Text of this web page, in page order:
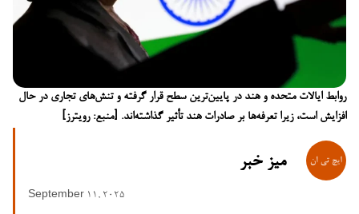
روابط ایالات متحده و هند در پایین‌ترین سطح قرار گرفته و تنش‌های تجاری در حال
افزایش است، زیرا تعرفه‌ها بر صادرات هند تأثیر گذاشته‌اند. [منبع: رویترز]
میز خبر
September 11, 2025